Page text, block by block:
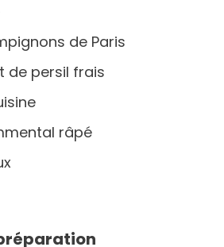
de Paris
de persil frais
râpé